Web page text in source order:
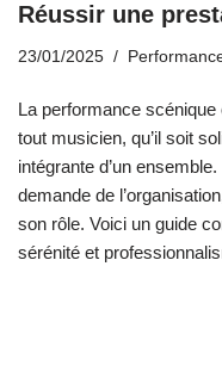
Réussir une
23/01/2025
La performance
tout musicien, qu’il soit
intégrante d’un
demande de
son rôle. Voici un guide
sérénité et